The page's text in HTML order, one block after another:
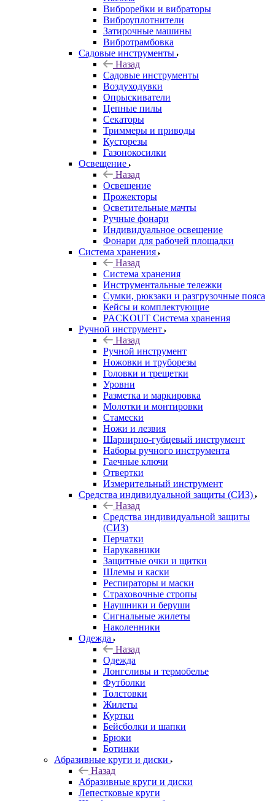
Виброрейки и вибраторы
Виброуплотнители
Затирочные машины
Вибротрамбовка
Садовые инструменты
Назад
Садовые инструменты
Воздуходувки
Опрыскиватели
Цепные пилы
Секаторы
Триммеры и приводы
Кусторезы
Газонокосилки
Освещение
Назад
Освещение
Прожекторы
Осветительные мачты
Ручные фонари
Индивидуальное освещение
Фонари для рабочей площадки
Система хранения
Назад
Система хранения
Инструментальные тележки
Сумки, рюкзаки и разгрузочные пояса
Кейсы и комплектующие
PACKOUT Система хранения
Ручной инструмент
Назад
Ручной инструмент
Ножовки и труборезы
Головки и трещетки
Уровни
Разметка и маркировка
Молотки и монтировки
Стамески
Ножи и лезвия
Шарнирно-губцевый инструмент
Наборы ручного инструмента
Гаечные ключи
Отвертки
Измерительный инструмент
Средства индивидуальной защиты (СИЗ)
Назад
Средства индивидуальной защиты
(СИЗ)
Перчатки
Нарукавники
Защитные очки и щитки
Шлемы и каски
Респираторы и маски
Страховочные стропы
Наушники и беруши
Сигнальные жилеты
Наколенники
Одежда
Назад
Одежда
Лонгсливы и термобелье
Футболки
Толстовки
Жилеты
Куртки
Бейсболки и шапки
Брюки
Ботинки
Абразивные круги и диски
Назад
Абразивные круги и диски
Лепестковые круги